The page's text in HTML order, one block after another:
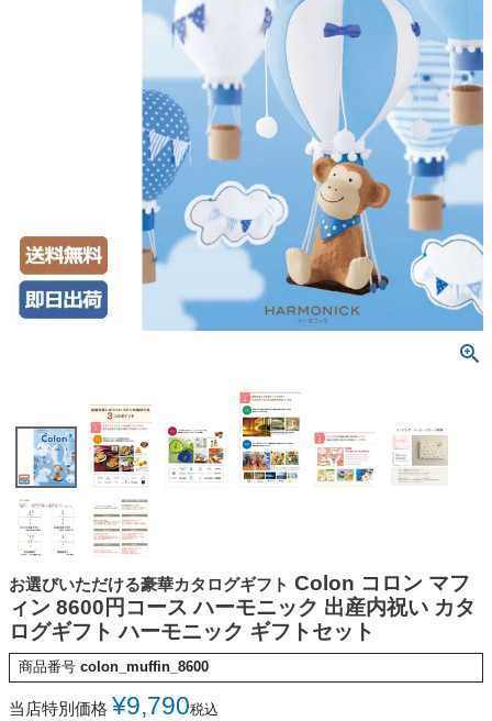
お選びいただける豪華カタログギフト Colon コロン マフ
ィン 8600円コース ハーモニック 出産内祝い カタ
ログギフト ハーモニック ギフトセット
商品番号 colon_muffin_8600
当店特別価格 ¥9,790税込